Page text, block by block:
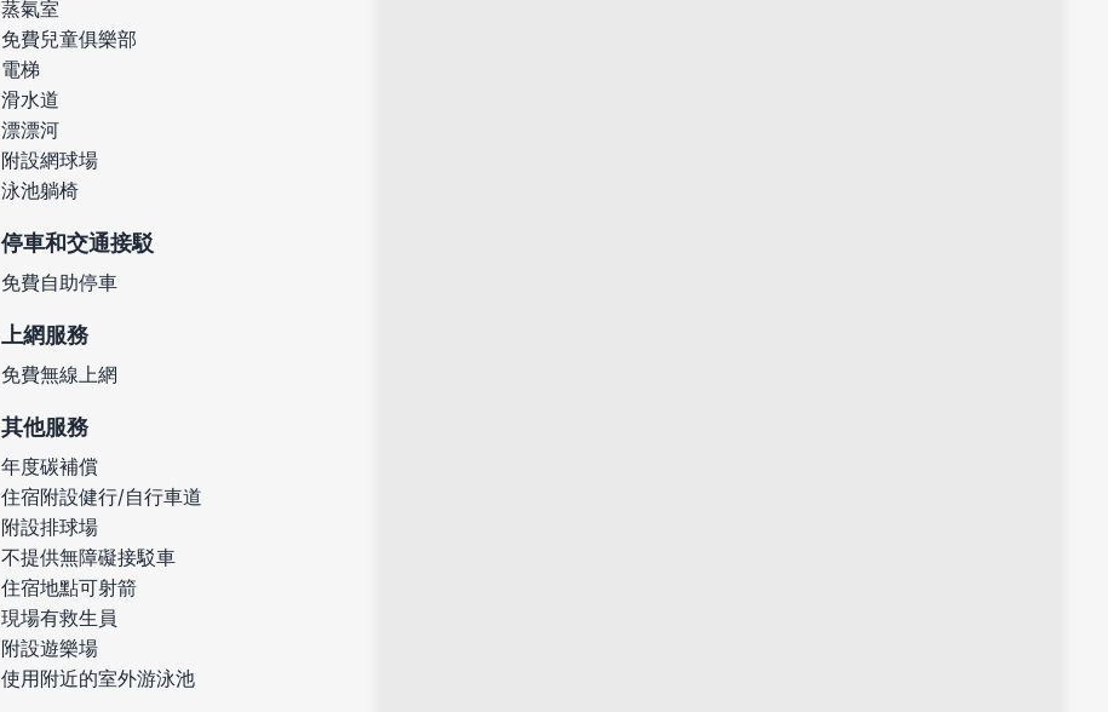
蒸氣室
免費兒童俱樂部
電梯
滑水道
漂漂河
附設網球場
泳池躺椅
停車和交通接駁
免費自助停車
上網服務
免費無線上網
其他服務
年度碳補償
住宿附設健行/自行車道
附設排球場
不提供無障礙接駁車
住宿地點可射箭
現場有救生員
附設遊樂場
使用附近的室外游泳池